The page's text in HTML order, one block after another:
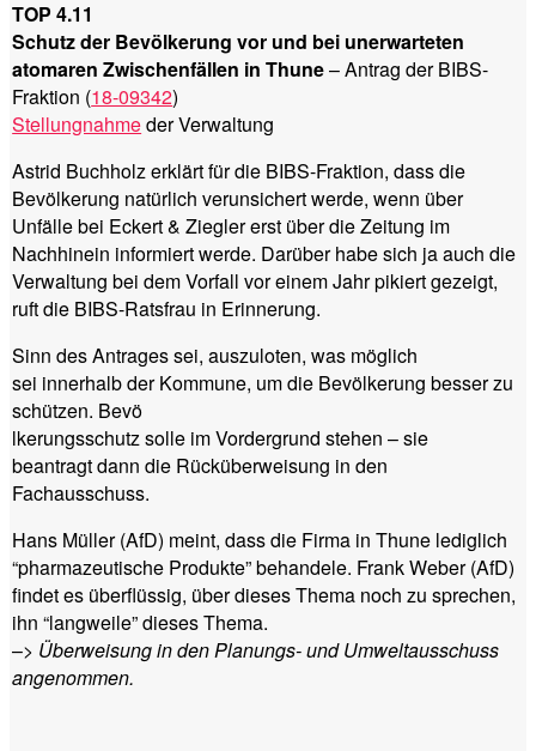
TOP 4.11
Schutz der Bevölkerung vor und bei unerwarteten
atomaren Zwischenfällen in Thune– Antrag der BIBS-
Fraktion (18-09342)
Stellungnahmeder Verwaltung
Astrid Buchholz erklärt für die BIBS-Fraktion, dass die
Bevölkerung natürlich verunsichert werde, wenn über
Unfälle bei Eckert & Ziegler erst über die Zeitung im
Nachhinein informiert werde. Darüber habe sich ja auch die
Verwaltung bei dem Vorfall vor einem Jahr pikiert gezeigt,
ruft die BIBS-Ratsfrau in Erinnerung.
Sinn des Antrages sei, auszuloten, was möglich
sei innerhalb der Kommune, um die Bevölkerung besser zu
schützen. Bevö
lkerungsschutz solle im Vordergrund stehen – sie
beantragt dann die Rücküberweisung in den
Fachausschuss.
Hans Müller (AfD) meint, dass die Firma in Thune lediglich
“pharmazeutische Produkte” behandele. Frank Weber (AfD)
findet es überflüssig, über dieses Thema noch zu sprechen,
ihn “langweile” dieses Thema.
–> Überweisung in den Planungs- und Umweltausschuss
angenommen.